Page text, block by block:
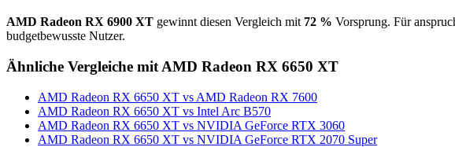
AMD Radeon RX 6900 XT gewinnt diesen Vergleich mit 72 % Vorsprung. Für
budgetbewusste Nutzer.
Ähnliche Vergleiche mit AMD Radeon RX 6650 XT
AMD Radeon RX 6650 XT vs AMD Radeon RX 7600
AMD Radeon RX 6650 XT vs Intel Arc B570
AMD Radeon RX 6650 XT vs NVIDIA GeForce RTX 3060
AMD Radeon RX 6650 XT vs NVIDIA GeForce RTX 2070 Super